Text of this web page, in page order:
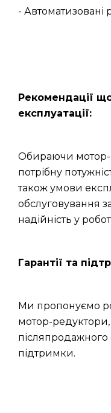
- Автоматизовані
Рекомендації
експлуатації:
Обираючи мотор-
потрібну
також умови
обслуговування
надійність у
Гарантії та
Ми пропонуємо
мотор-
післяпродажного
підтримки.